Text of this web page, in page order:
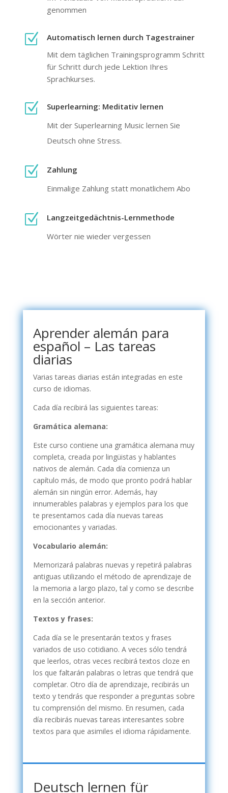
genommen
Z
Auto­matisch lernen durch Tages­trainer
Mit dem täglichen Trainingsprogramm Schritt
für Schritt durch jede Lektion Ihres
Sprachkurses.
Z
Super­learning: Meditativ lernen
Mit der Superlearning Music lernen Sie
Deutsch ohne Stress.
Z
Zahlung
Einmalige Zahlung statt monatlichem Abo
Z
Langzeit­gedächtnis-Lern­methode
Wörter nie wieder vergessen
Aprender alemán para
español – Las tareas
diarias
Varias tareas diarias están integradas en este
curso de idiomas.
Cada día recibirá las siguientes tareas:
Gramática alemana:
Este curso contiene una gramática alemana muy
completa, creada por lingüistas y hablantes
nativos de alemán. Cada día comienza un
capítulo más, de modo que pronto podrá hablar
alemán sin ningún error. Además, hay
innumerables palabras y ejemplos para los que
te presentamos cada día nuevas tareas
emocionantes y variadas.
Vocabulario alemán:
Memorizará palabras nuevas y repetirá palabras
antiguas utilizando el método de aprendizaje de
la memoria a largo plazo, tal y como se describe
en la sección anterior.
Textos y frases:
Cada día se le presentarán textos y frases
variados de uso cotidiano. A veces sólo tendrá
que leerlos, otras veces recibirá textos cloze en
los que faltarán palabras o letras que tendrá que
completar. Otro día de aprendizaje, recibirás un
texto y tendrás que responder a preguntas sobre
tu comprensión del mismo. En resumen, cada
día recibirás nuevas tareas interesantes sobre
textos para que asimiles el idioma rápidamente.
Deutsch lernen für